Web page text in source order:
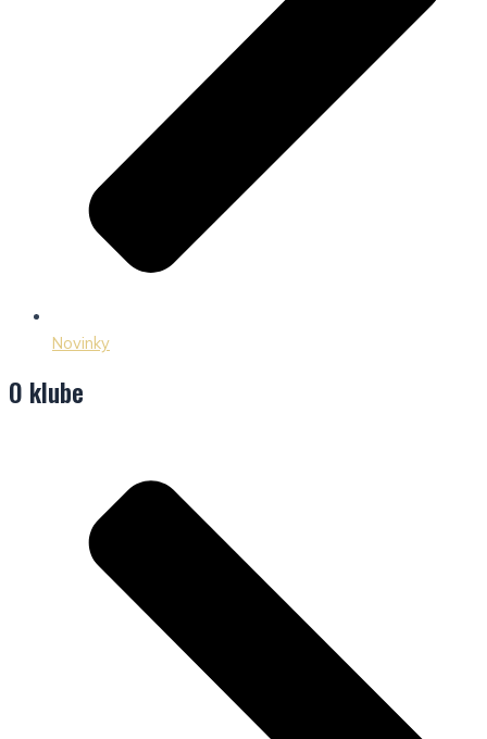
Novinky
O klube